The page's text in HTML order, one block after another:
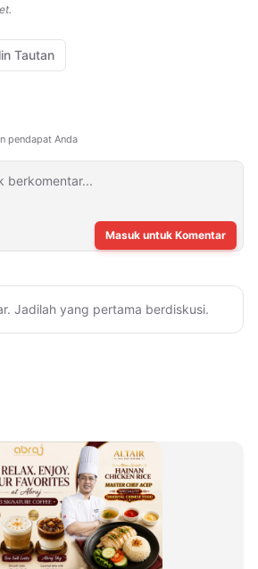
Tautan
pendapat Anda
Masuk untuk Komentar
Jadilah yang pertama berdiskusi.